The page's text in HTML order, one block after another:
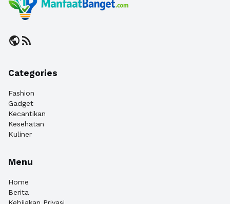
publicrss_feed
Categories
Fashion
Gadget
Kecantikan
Kesehatan
Kuliner
Menu
Home
Berita